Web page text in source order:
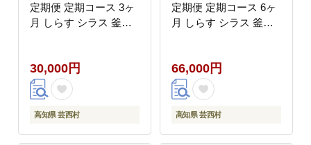
定期便 定期コース 3ヶ
月 しらす シラス 釜揚
不揃い しらす丼 海鮮丼
お茶漬け
30,000円
高知県 芸西村
定期便 定期コース 6ヶ
月 しらす シラス 釜揚
不揃い しらす丼 海鮮丼
お茶漬け
66,000円
高知県 芸西村